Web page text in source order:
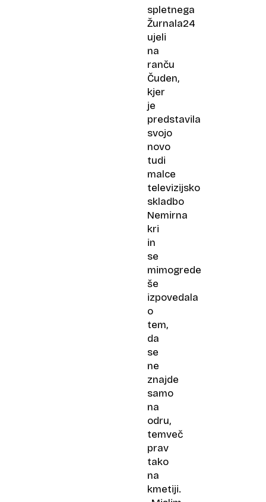
spletnega
Žurnala24
ujeli
na
ranču
Čuden,
kjer
je
predstavila
svojo
novo
tudi
malce
televizijsko
skladbo
Nemirna
kri
in
se
mimogrede
še
izpovedala
o
tem,
da
se
ne
znajde
samo
na
odru,
temveč
prav
tako
na
kmetiji.